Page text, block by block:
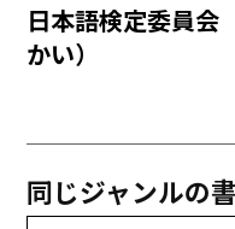
日本語検定委員会
かい）
同じジャンルの